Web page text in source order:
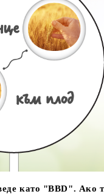
като "BBD". Ако